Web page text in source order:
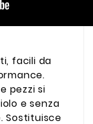
facili da
pezzi si
e senza
Sostituisce